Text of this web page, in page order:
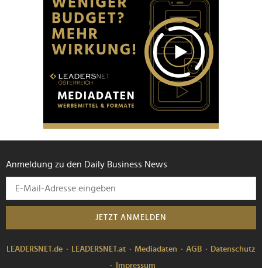
Anmeldung zu den Daily Business News
JETZT ANMELDEN
LEADERSNET.de LEADERSNET.at Mediadaten AGB
Datenschutz
Impressum